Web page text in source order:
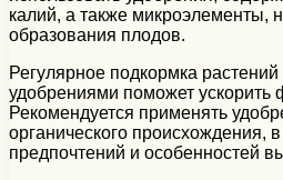
калий, а также микроэлементы,
образования плодов.
Регулярное подкормка
удобрениями поможет
Рекомендуется применять
органического происхождения,
предпочтений и особенностей